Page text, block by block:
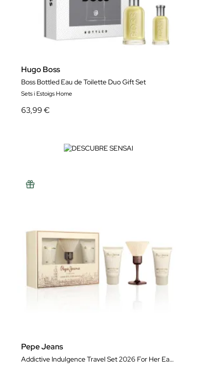
Hugo Boss
Boss Bottled Eau de Toilette Duo Gift Set
Sets i Estoigs Home
63,99 €
Pepe Jeans
Addictive Indulgence Travel Set 2026 For Her Eau de Parfum